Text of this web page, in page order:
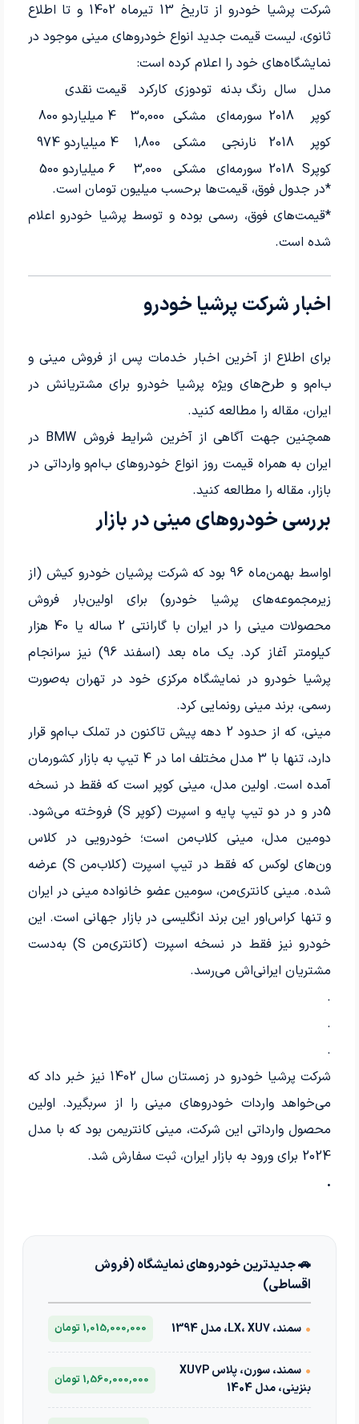
شرکت پرشیا خودرو از تاریخ 13 تیرماه 1402 و تا اطلاع
ثانوی، لیست قیمت جدید انواع خودروهای مینی موجود در
نمایشگاه‌های خود را اعلام کرده است:
مدل
سال رنگ بدنه تودوزی کارکرد
قیمت نقدی
کوپر
2018 سورمه‌ای مشکی 30,000
4 میلیاردو 800
کوپر
2018 نارنجی مشکی 1,800
4 میلیاردو 974
کوپرS
2018 سورمه‌ای مشکی 3,000
6 میلیاردو 500
*در جدول فوق، قیمت‌ها برحسب میلیون تومان است.
*قیمت‌های فوق، رسمی بوده و توسط پرشیا خودرو اعلام
شده است.
اخبار شرکت پرشیا خودرو
برای اطلاع از آخرین اخبار خدمات پس از فروش مینی و
ب‌ام‌و و طرح‌های ویژه پرشیا خودرو برای مشتریانش در
ایران، مقاله را مطالعه کنید.
همچنین جهت آگاهی از آخرین شرایط فروش BMW در
ایران به همراه قیمت روز انواع خودروهای ب‌ام‌و وارداتی در
بازار، مقاله را مطالعه کنید.
بررسی خودروهای مینی در بازار
اواسط بهمن‌ماه 96 بود که شرکت پرشیان خودرو کیش (از
زیرمجموعه‌های پرشیا خودرو) برای اولین‌بار فروش
محصولات مینی را در ایران با گارانتی 2 ساله یا 40 هزار
کیلومتر آغاز کرد. یک ماه بعد (اسفند 96) نیز سرانجام
پرشیا خودرو در نمایشگاه مرکزی خود در تهران به‌صورت
رسمی، برند مینی رونمایی کرد.
مینی، که از حدود 2 دهه پیش تاکنون در تملک ب‌ام‌و قرار
دارد، تنها با 3 مدل مختلف اما در 4 تیپ به بازار کشورمان
آمده است. اولین مدل، مینی کوپر است که فقط در نسخه
5در و در دو تیپ پایه و اسپرت (کوپر S) فروخته می‌شود.
دومین مدل، مینی کلاب‌من است؛ خودرویی در کلاس
ون‌های لوکس که فقط در تیپ اسپرت (کلاب‌من S) عرضه
شده. مینی کانتری‌من، سومین عضو خانواده مینی در ایران
و تنها کراس‌اور این برند انگلیسی در بازار جهانی است. این
خودرو نیز فقط در نسخه اسپرت (کانتری‌من S) به‌دست
مشتریان ایرانی‌اش می‌رسد.
.
.
.
شرکت پرشیا خودرو در زمستان سال 1402 نیز خبر داد که
می‌خواهد واردات خودروهای مینی را از سربگیرد. اولین
محصول وارداتی این شرکت، مینی کانتریمن بود که با مدل
2024 برای ورود به بازار ایران، ثبت سفارش شد.
.
🚗 جدیدترین خودروهای نمایشگاه (فروش
اقساطی)
• سمند، LX، XU7، مدل 1394 1,015,000,000 تومان
•
سمند، سورن، پلاس XU7P
بنزینی، مدل 1404
1,560,000,000 تومان